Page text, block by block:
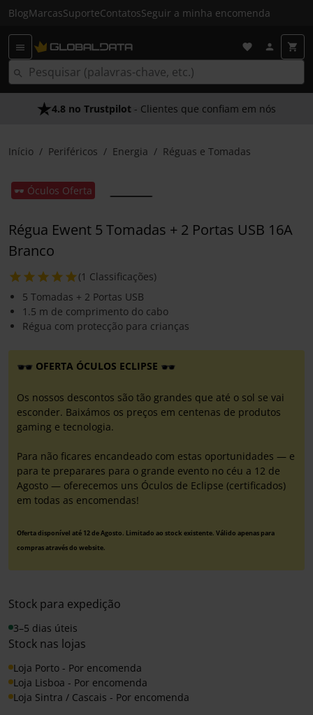
BlogMarcasSuporteContatosSeguir a minha encomenda
4.8 no Trustpilot - Clientes que confiam em nós
Início Periféricos Energia Réguas e Tomadas
🕶️ Óculos Oferta
Régua Ewent 5 Tomadas + 2 Portas USB 16A
Branco
(1 Classificações)
5 Tomadas + 2 Portas USB
1.5 m de comprimento do cabo
Régua com protecção para crianças
OFERTA ÓCULOS ECLIPSE
Os nossos descontos são tão grandes que até o sol se vai
esconder. Baixámos os preços em centenas de produtos
gaming e tecnologia.
Para não ficares encandeado com estas oportunidades — e
para te preparares para o grande evento no céu a 12 de
Agosto — oferecemos uns Óculos de Eclipse (certificados)
em todas as encomendas!
Oferta disponível até 12 de Agosto. Limitado ao stock existente. Válido apenas para
compras através do website.
Stock para expedição
3–5 dias úteis
Stock nas lojas
Loja Porto - Por encomenda
Loja Lisboa - Por encomenda
Loja Sintra / Cascais - Por encomenda